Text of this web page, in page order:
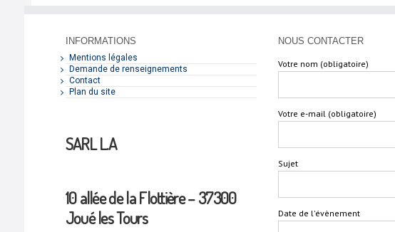
INFORMATIONS
Mentions légales
Demande de renseignements
Contact
Plan du site
SARL L.A
10 allée de la Flottière – 37300
Joué les Tours
NOUS CONTACTER
Votre nom (obligatoire)
Votre e-mail (obligatoire)
Sujet
Date de l'évènement